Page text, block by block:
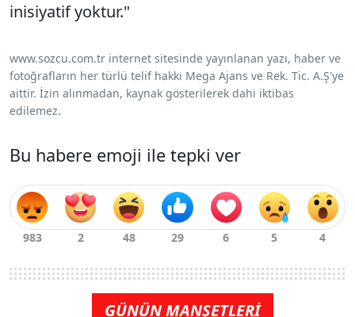
inisiyatif yoktur."
www.sozcu.com.tr internet sitesinde yayınlanan yazı, haber ve
fotoğrafların her türlü telif hakkı Mega Ajans ve Rek. Tic. A.Ş'ye
aittir. İzin alınmadan, kaynak gösterilerek dahi iktibas
edilemez.
Bu habere emoji ile tepki ver
GÜNÜN MANŞETLERİ